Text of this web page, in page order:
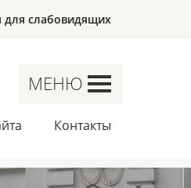
для слабовидящих
МЕНЮ
Контакты